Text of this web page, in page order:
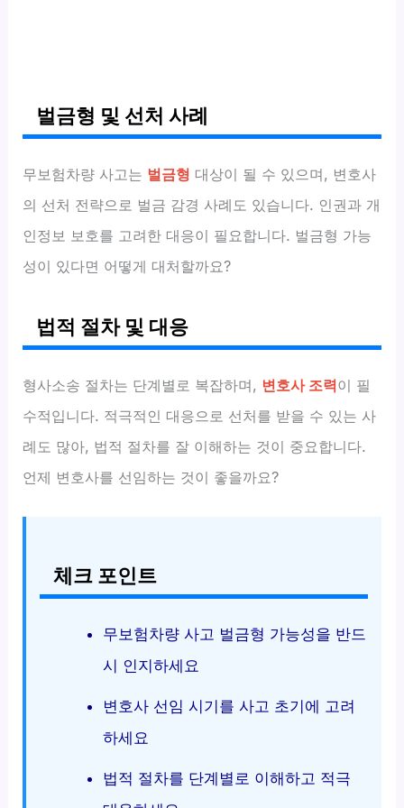
벌금형 및 선처 사례
무보험차량 사고는 벌금형 대상이 될 수 있으며, 변호사
의 선처 전략으로 벌금 감경 사례도 있습니다. 인권과 개
인정보 보호를 고려한 대응이 필요합니다. 벌금형 가능
성이 있다면 어떻게 대처할까요?
법적 절차 및 대응
형사소송 절차는 단계별로 복잡하며, 변호사 조력이 필
수적입니다. 적극적인 대응으로 선처를 받을 수 있는 사
례도 많아, 법적 절차를 잘 이해하는 것이 중요합니다.
언제 변호사를 선임하는 것이 좋을까요?
체크 포인트
무보험차량 사고 벌금형 가능성을 반드
시 인지하세요
변호사 선임 시기를 사고 초기에 고려
하세요
법적 절차를 단계별로 이해하고 적극